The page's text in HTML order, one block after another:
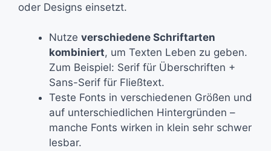
oder Designs einsetzt.
Nutze verschiedene Schriftarten
kombiniert, um Texten Leben zu geben.
Zum Beispiel: Serif für Überschriften +
Sans-Serif für Fließtext.
Teste Fonts in verschiedenen Größen und
auf unterschiedlichen Hintergründen –
manche Fonts wirken in klein sehr schwer
lesbar.